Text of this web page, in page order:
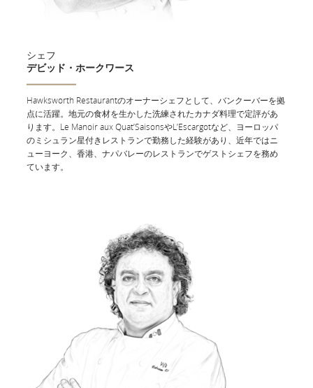
機内食・ドリンク
カナダ人トップシェフがお届けする、思い出に残るダイニング体
験。
とときを締めくくります。
シャンパン、ソムリエが厳選したワイン、ビール、スピリッツ、
リキュール、エスプレッソドリンク、コーヒー・紅茶、ソフトド
リンク、ジュースなど、 も豊富に取り揃えております。
一部の路線では、2回のお食事の間にも軽食（温・冷）やプレミ
アムスナックをご提供いたします。
特別機内食
をご希望の方は、最初のフライトの出発24時間前まで
にお申し込みください。
シェフ
デビッド・ホークワース
Hawksworth Restaurantのオーナーシェフとして、バンクーバーを拠
点に活躍。地元の食材を生かした洗練されたカナダ料理で定評があ
ります。Le Manoir aux Quat’SaisonsやL’Escargotなど、ヨーロッパ
のミシュラン星付きレストランで勤務した経験があり、近年ではニ
ューヨーク、香港、ナパバレーのレストランでゲストシェフを務め
ています。